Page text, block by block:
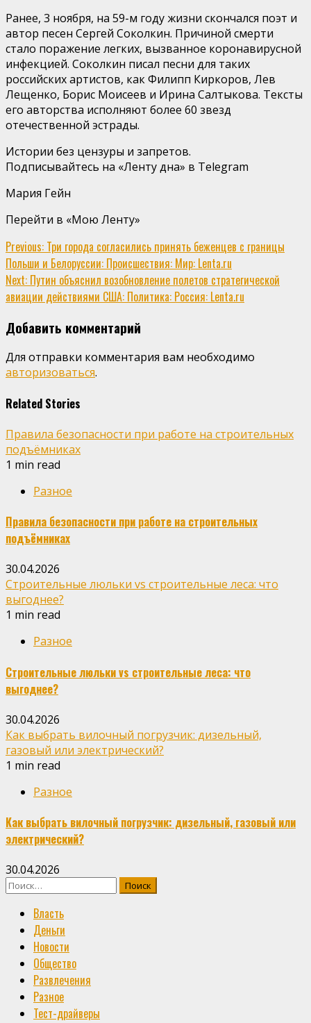
Ранее, 3 ноября, на 59-м году жизни скончался поэт и
автор песен Сергей Соколкин. Причиной смерти
стало поражение легких, вызванное коронавирусной
инфекцией. Соколкин писал песни для таких
российских артистов, как Филипп Киркоров, Лев
Лещенко, Борис Моисеев и Ирина Салтыкова. Тексты
его авторства исполняют более 60 звезд
отечественной эстрады.
Истории без цензуры и запретов.
Подписывайтесь на «Ленту дна» в Telegram
Мария Гейн
Перейти в «Мою Ленту»
Continue
Reading
Previous: Три города согласились принять беженцев с границы
Польши и Белоруссии: Происшествия: Мир: Lenta.ru
Next: Путин объяснил возобновление полетов стратегической
авиации действиями США: Политика: Россия: Lenta.ru
Добавить комментарий
Для отправки комментария вам необходимо
авторизоваться.
Related Stories
Правила безопасности при работе на строительных
подъёмниках
1 min read
Разное
Правила безопасности при работе на строительных
подъёмниках
30.04.2026
Строительные люльки vs строительные леса: что
выгоднее?
1 min read
Разное
Строительные люльки vs строительные леса: что
выгоднее?
30.04.2026
Как выбрать вилочный погрузчик: дизельный,
газовый или электрический?
1 min read
Разное
Как выбрать вилочный погрузчик: дизельный, газовый или
электрический?
30.04.2026
Найти:
Власть
Деньги
Новости
Общество
Развлечения
Разное
Тест-драйверы